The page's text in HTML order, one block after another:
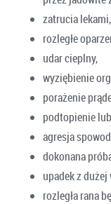
zatrucia
rozległe
udar cieplny,
wyziębienie
porażenie
podtopienie
agresja
dokonana
upadek z
rozległa rana